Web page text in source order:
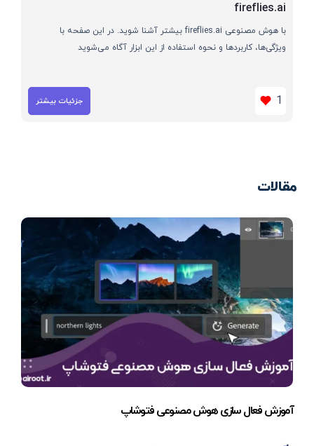
fireflies.ai
با هوش مصنوعی fireflies.ai بیشتر آشنا شوید. در این صفحه با
ویژگی‌ها، کاربردها و نحوه استفاده از این ابزار آگاه می‌شوید
1 جزئیات بیشتر
مقالات
آموزش فعال سازی هوش مصنوعی فتوشاپ